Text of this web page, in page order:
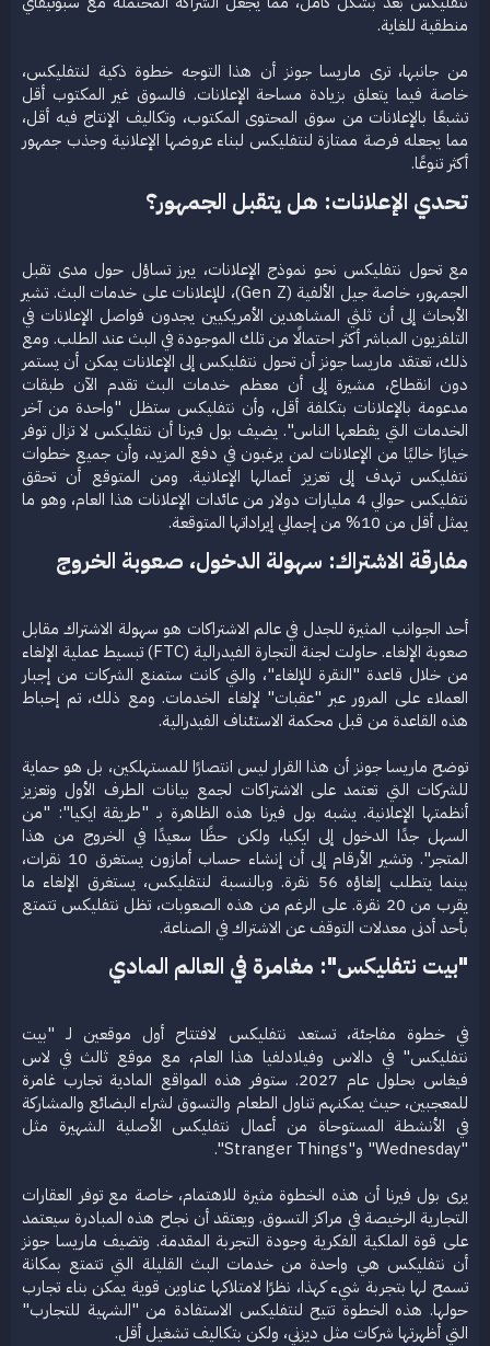
منطقية للغاية.
من جانبها، ترى ماريسا جونز أن هذا التوجه خطوة ذكية لنتفليكس،
خاصة فيما يتعلق بزيادة مساحة الإعلانات. فالسوق غير المكتوب أقل
تشبعًا بالإعلانات من سوق المحتوى المكتوب، وتكاليف الإنتاج فيه أقل،
مما يجعله فرصة ممتازة لنتفليكس لبناء عروضها الإعلانية وجذب جمهور
أكثر تنوعًا.​
تحدي الإعلانات: هل يتقبل الجمهور؟​
مع تحول نتفليكس نحو نموذج الإعلانات، يبرز تساؤل حول مدى تقبل
الجمهور، خاصة جيل الألفية (Gen Z)، للإعلانات على خدمات البث. تشير
الأبحاث إلى أن ثلثي المشاهدين الأمريكيين يجدون فواصل الإعلانات في
التلفزيون المباشر أكثر احتمالًا من تلك الموجودة في البث عند الطلب. ومع
ذلك، تعتقد ماريسا جونز أن تحول نتفليكس إلى الإعلانات يمكن أن يستمر
دون انقطاع، مشيرة إلى أن معظم خدمات البث تقدم الآن طبقات
مدعومة بالإعلانات بتكلفة أقل، وأن نتفليكس ستظل "واحدة من آخر
الخدمات التي يقطعها الناس". يضيف بول فيرنا أن نتفليكس لا تزال توفر
خيارًا خاليًا من الإعلانات لمن يرغبون في دفع المزيد، وأن جميع خطوات
نتفليكس تهدف إلى تعزيز أعمالها الإعلانية. ومن المتوقع أن تحقق
نتفليكس حوالي 4 مليارات دولار من عائدات الإعلانات هذا العام، وهو ما
يمثل أقل من 10% من إجمالي إيراداتها المتوقعة.​
مفارقة الاشتراك: سهولة الدخول، صعوبة الخروج​
أحد الجوانب المثيرة للجدل في عالم الاشتراكات هو سهولة الاشتراك مقابل
صعوبة الإلغاء. حاولت لجنة التجارة الفيدرالية (FTC) تبسيط عملية الإلغاء
من خلال قاعدة "النقرة للإلغاء"، والتي كانت ستمنع الشركات من إجبار
العملاء على المرور عبر "عقبات" لإلغاء الخدمات. ومع ذلك، تم إحباط
هذه القاعدة من قبل محكمة الاستئناف الفيدرالية.
توضح ماريسا جونز أن هذا القرار ليس انتصارًا للمستهلكين، بل هو حماية
للشركات التي تعتمد على الاشتراكات لجمع بيانات الطرف الأول وتعزيز
أنظمتها الإعلانية. يشبه بول فيرنا هذه الظاهرة بـ "طريقة ايكيا": "من
السهل جدًا الدخول إلى ايكيا، ولكن حظًا سعيدًا في الخروج من هذا
المتجر". وتشير الأرقام إلى أن إنشاء حساب أمازون يستغرق 10 نقرات،
بينما يتطلب إلغاؤه 56 نقرة. وبالنسبة لنتفليكس، يستغرق الإلغاء ما
يقرب من 20 نقرة. على الرغم من هذه الصعوبات، تظل نتفليكس تتمتع
بأحد أدنى معدلات التوقف عن الاشتراك في الصناعة.​
"بيت نتفليكس": مغامرة في العالم المادي​
في خطوة مفاجئة، تستعد نتفليكس لافتتاح أول موقعين لـ "بيت
نتفليكس" في دالاس وفيلادلفيا هذا العام، مع موقع ثالث في لاس
فيغاس بحلول عام 2027. ستوفر هذه المواقع المادية تجارب غامرة
للمعجبين، حيث يمكنهم تناول الطعام والتسوق لشراء البضائع والمشاركة
في الأنشطة المستوحاة من أعمال نتفليكس الأصلية الشهيرة مثل
"Wednesday" و"Stranger Things".
يرى بول فيرنا أن هذه الخطوة مثيرة للاهتمام، خاصة مع توفر العقارات
التجارية الرخيصة في مراكز التسوق. ويعتقد أن نجاح هذه المبادرة سيعتمد
على قوة الملكية الفكرية وجودة التجربة المقدمة. وتضيف ماريسا جونز
أن نتفليكس هي واحدة من خدمات البث القليلة التي تتمتع بمكانة
تسمح لها بتجربة شيء كهذا، نظرًا لامتلاكها عناوين قوية يمكن بناء تجارب
حولها. هذه الخطوة تتيح لنتفليكس الاستفادة من "الشهية للتجارب"
التي أظهرتها شركات مثل ديزني، ولكن بتكاليف تشغيل أقل.​